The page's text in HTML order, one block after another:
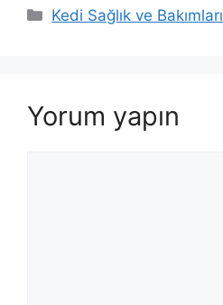
Kategoriler
Kedi Sağlık ve Bakımları
Yorum yapın